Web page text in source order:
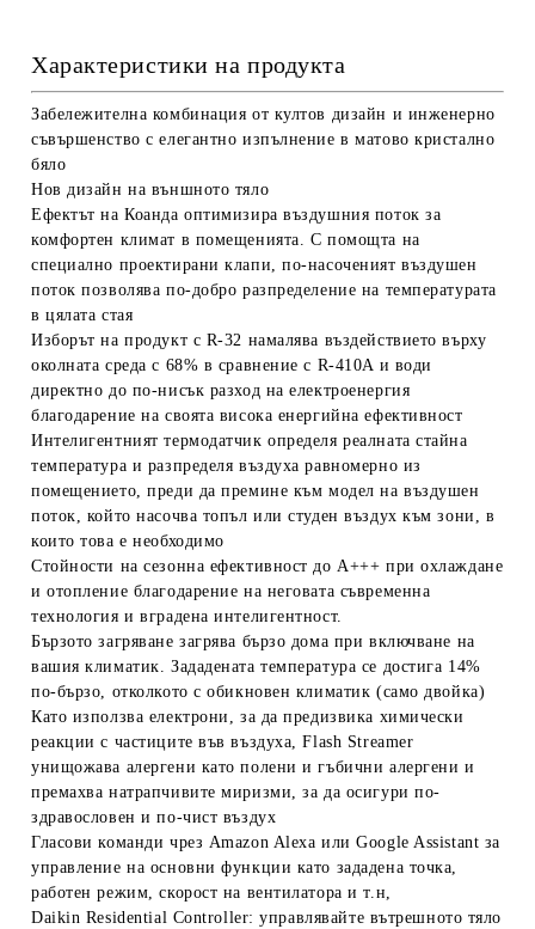
Характеристики на продукта
Забележителна комбинация от култов дизайн и инженерно
съвършенство с елегантно изпълнение в матово кристално
бяло
Нов дизайн на външното тяло
Ефектът на Коанда оптимизира въздушния поток за
комфортен климат в помещенията. С помощта на
специално проектирани клапи, по-насоченият въздушен
поток позволява по-добро разпределение на температурата
в цялата стая
Изборът на продукт с R-32 намалява въздействието върху
околната среда с 68% в сравнение с R-410A и води
директно до по-нисък разход на електроенергия
благодарение на своята висока енергийна ефективност
Интелигентният термодатчик определя реалната стайна
температура и разпределя въздуха равномерно из
помещението, преди да премине към модел на въздушен
поток, който насочва топъл или студен въздух към зони, в
които това е необходимо
Стойности на сезонна ефективност до A+++ при охлаждане
и отопление благодарение на неговата съвременна
технология и вградена интелигентност.
Бързото загряване загрява бързо дома при включване на
вашия климатик. Зададената температура се достига 14%
по-бързо, отколкото с обикновен климатик (само двойка)
Като използва електрони, за да предизвика химически
реакции с частиците във въздуха, Flash Streamer
унищожава алергени като полени и гъбични алергени и
премахва натрапчивите миризми, за да осигури по-
здравословен и по-чист въздух
Гласови команди чрез Amazon Alexa или Google Assistant за
управление на основни функции като зададена точка,
работен режим, скорост на вентилатора и т.н,
Daikin Residential Controller: управлявайте вътрешното тяло